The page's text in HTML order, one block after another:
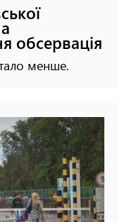
обсервація
менше.